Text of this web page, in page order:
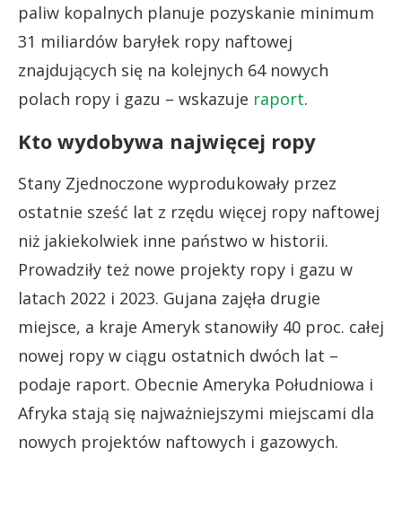
paliw kopalnych planuje pozyskanie minimum
31 miliardów baryłek ropy naftowej
znajdujących się na kolejnych 64 nowych
polach ropy i gazu – wskazuje raport.
Kto wydobywa najwięcej ropy
Stany Zjednoczone wyprodukowały przez
ostatnie sześć lat z rzędu więcej ropy naftowej
niż jakiekolwiek inne państwo w historii.
Prowadziły też nowe projekty ropy i gazu w
latach 2022 i 2023. Gujana zajęła drugie
miejsce, a kraje Ameryk stanowiły 40 proc. całej
nowej ropy w ciągu ostatnich dwóch lat –
podaje raport. Obecnie Ameryka Południowa i
Afryka stają się najważniejszymi miejscami dla
nowych projektów naftowych i gazowych.